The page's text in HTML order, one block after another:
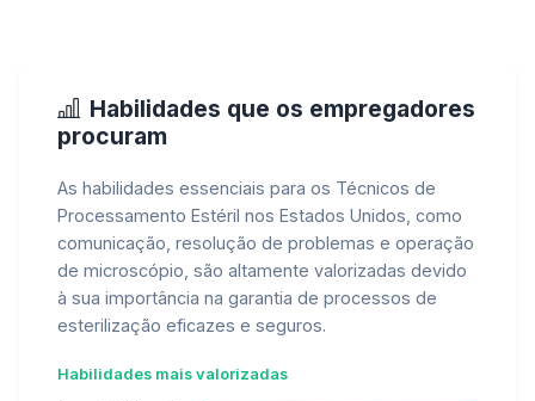
Habilidades que os empregadores
procuram
As habilidades essenciais para os Técnicos de
Processamento Estéril nos Estados Unidos, como
comunicação, resolução de problemas e operação
de microscópio, são altamente valorizadas devido
à sua importância na garantia de processos de
esterilização eficazes e seguros.
Habilidades mais valorizadas